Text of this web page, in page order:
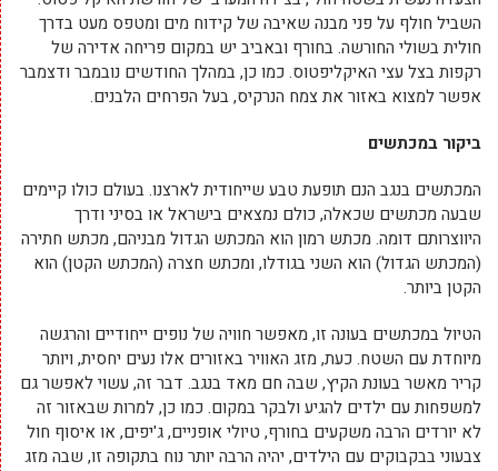
השביל חולף על פני מבנה שאיבה של קידוח מים ומטפס מעט בדרך
חולית בשולי החורשה. בחורף ובאביב יש במקום פריחה אדירה של
רקפות בצל עצי האיקליפטוס. כמו כן, במהלך החודשים נובמבר ודצמבר
אפשר למצוא באזור את צמח הנרקיס, בעל הפרחים הלבנים.
ביקור במכתשים
המכתשים בנגב הנם תופעת טבע שייחודית לארצנו. בעולם כולו קיימים
שבעה מכתשים שכאלה, כולם נמצאים בישראל או בסיני ודרך
היווצרותם דומה. מכתש רמון הוא המכתש הגדול מבניהם, מכתש חתירה
(המכתש הגדול) הוא השני בגודלו, ומכתש חצרה (המכתש הקטן) הוא
הקטן ביותר.
הטיול במכתשים בעונה זו, מאפשר חוויה של נופים ייחודיים והרגשה
מיוחדת עם השטח. כעת, מזג האוויר באזורים אלו נעים יחסית, ויותר
קריר מאשר בעונת הקיץ, שבה חם מאד בנגב. דבר זה, עשוי לאפשר גם
למשפחות עם ילדים להגיע ולבקר במקום. כמו כן, למרות שבאזור זה
לא יורדים הרבה משקעים בחורף, טיולי אופניים, ג'יפים, או איסוף חול
צבעוני בבקבוקים עם הילדים, יהיה הרבה יותר נוח בתקופה זו, שבה מזג